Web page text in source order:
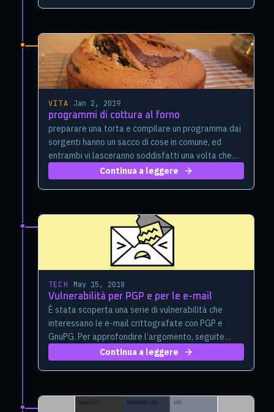
VITA
Jan 2, 2019
programmi di cottura al forno
preparare una torta e compilare un programma dai
sorgenti hanno un sacco di cose in comune, ed
entrambi vi lasceranno soddisfatti una volta che
hanno finito di cuocereContinua a leggere
TECH
May 15, 2018
Vulnerabilità per PGP e per le e-mail
È stata scoperta una serie di vulnerabilità che
interessano le e-mail crittografate con PGP e
GnuPG. Per approfondire l’argomento, seguite
l’account @EFF.Continua a leggere